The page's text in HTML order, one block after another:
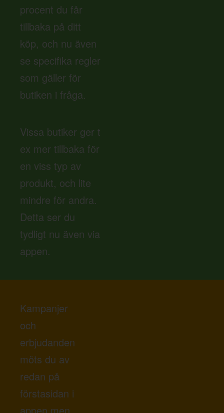
procent du får
tillbaka på ditt
köp, och nu även
se specifika regler
som gäller för
butiken i fråga.
Vissa butiker ger t
ex mer tillbaka för
en viss typ av
produkt, och lite
mindre för andra.
Detta ser du
tydligt nu även via
appen.
Kampanjer
och
erbjudanden
möts du av
redan på
förstasidan i